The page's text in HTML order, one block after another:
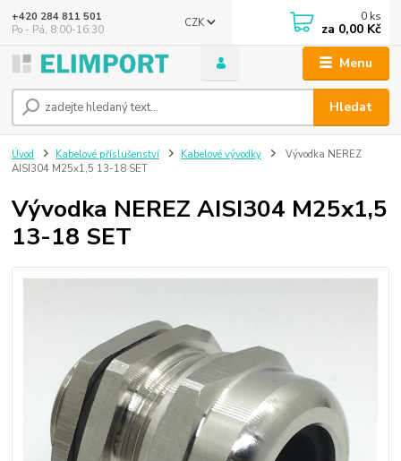
Menu
CZK
Hledat
+420 284 811 501
Po - Pá, 8:00-16:30
0 ks
za 0,00 Kč
Úvod Kabelové příslušenství Kabelové vývodky
Vývodka NEREZ
AISI304 M25x1,5 13-18 SET
Vývodka NEREZ AISI304 M25x1,5
13-18 SET